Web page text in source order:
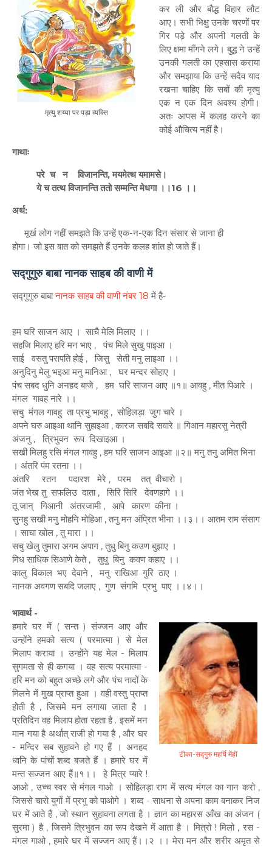
मृत्यु शय्या पर पड़ा व्यक्ति
कर ली और बौद्ध विहार लौट
आए। सभी भिक्षु उनके चरणों पर
गिर पड़े और अपनी गलती के
लिए क्षमा माँगने लगे। बुद्ध ने उन्हें
उनकी गलती का एहसास कराया
और समझाया कि उन्हें सदैव याद
रखना चाहिए कि सबों की मृत्यु
एक न एक दिन अवश्य होगी।
अतः आपस में कलह करने का
कोई औचित्य नहीं है।
गाथाः
परे च न विजानन्ति, मयमेत्थ यमामसे।
ये च तत्थ विजानन्ति ततो सम्मन्ति मेधगा ।।16 ।।
अर्थ:
मूर्ख लोग नहीं समझते कि उन्हें एक-न-एक दिन संसार से जाना ही
होगा। जो इस बात को समझते हैं उनके कलह शांत हो जाते हैं।
सद्गुगुरु बाबा नानक साहब की वाणी में
सद्गुगुरु बाबानानक साहब की वाणी नंबर 18 में है-
हम घरि साजन आए । साचै मेलि मिलाए ।।
सहजि मिलाए हरि मन भाए , पंच मिले सुखु पाइआ ।
साई वसतु परापति होई , जिसु सेती मनु लाइआ ।।
अनुदिनु मेलु भइआ मनु मानिआ , घर मन्दर सोहाए ।
पंच सबद धुनि अनहद बाजे , हम घरि साजन आए ॥१॥ आवहु , मीत पिआरे ।
मंगल गावह नारे ।।
सचु मंगल गावहु ता प्रभु भावहु , सोहिलड़ा जुग चारे ।
अपने घरु आइआ थानि सुहाइआ , कारज सबदि सवारे ॥ गिआन महारसु नेत्री
अंजनु , त्रिभुवन रूप दिखाइआ ।
सखी मिलहु रसि मंगल गावहु , हम घरि साजन आइआ ॥२॥ मनु तनु अमित भिना
। अंतरि पंम रतना ।।
अंतरि रतन पदारश मेरे , परम तत् वीचारो ।
जंत भेख तु सफलिउ दाता , सिरि सिरि देवणहागे ।।
तू जान् गिआनी अंतरजामी , आपे कारण कीना ।
सुनहु सखी मनु मोहनि मोहिआ , तनु मन अंप्रित भीना ।।३।। आतम राम संसाग
। साचा खोल , तु मारा ।।
सचु खेलु तुमारा अगम अपाग , तुधु बिनु कउण बुझाए ।
मिध साधिक सिआणे केते , तुधु बिनु कवण कहाए ।।
कालु विकाल भए देवाने , मनु राखिआ गुरि ठाए ।
नानक अवगण सबदि जलाए , गुण संगमि प्रभु पाए ।।४।।
भावार्थ -
टीका-सद्गुरु महर्षि मेंहीं
हमारे घर में ( सन्त ) संज्जन आए और
उन्होंने हमको सत्य ( परमात्मा ) से मेल
मिलाप कराया । उन्होंने यह मेल - मिलाप
सुगमता से ही कगया । वह सत्य परमात्मा -
हरि मन को बहुत अच्छे लगे और पंच नादों के
मिलने में मुख प्राप्त हुआ । वही वस्तु प्राप्त
होती है , जिसमे मन लगाया जाता है ।
प्रतिदिन वह मिलाप होता रहता है . इसमें मन
मान गया है अर्थात् राजी हो गया है , और घर
- मन्दिर सब सुहावने हो गए हैं । अनहद
ध्वनि के पांचों शब्द बजते हैं । हमारे घर में
मन्त सज्जन आए हैं॥१।। हे मित्र प्यारे !
आओ , उच्च स्वर से मंगल गाओ । सोहिलड़ा राग में सत्य मंगल का गान करो ,
जिससे चारो युगों में प्रभु को पाओगे । शब्द - साधना से अपना काम बनाकर निज
घर में आते हैं , जो स्थान सुहावना लगता है । ज्ञान का महारस आँख का अंजन (
सुरमा ) है , जिसमे त्रिभुवन का रूप देखने में आता है । मित्रो ! मिलो , रस -
मंगल गाओ , हमारे घर में सज्जन आए हैं।।२ ।। मेरा मन और शरीर अमृत से